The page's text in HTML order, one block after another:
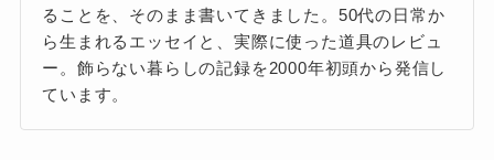
ることを、そのまま書いてきました。50代の日常か
ら生まれるエッセイと、実際に使った道具のレビュ
ー。飾らない暮らしの記録を2000年初頭から発信し
ています。